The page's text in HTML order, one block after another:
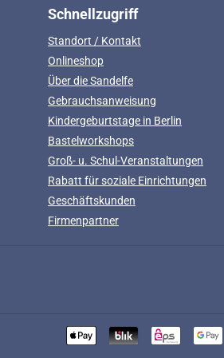
Schnellzugriff
Standort / Kontakt
Onlineshop
Über die Sandelfe
Gebrauchsanweisung
Kindergeburtstage in Berlin
Bastelworkshops
Groß- u. Schul-Veranstaltungen
Rabatt für soziale Einrichtungen
Geschäftskunden
Firmenpartner